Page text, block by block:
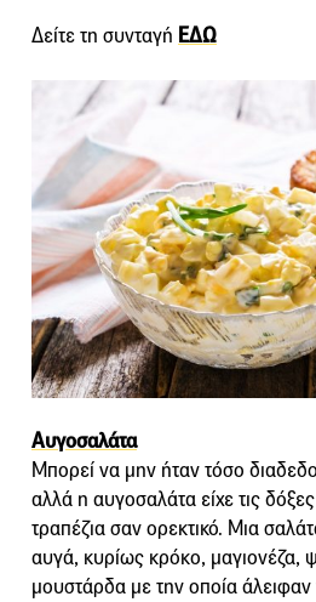
Δείτε τη συνταγή ΕΔΩ
Αυγοσαλάτα
Μπορεί να μην ήταν τόσο
αλλά η αυγοσαλάτα είχε τις
τραπέζια σαν ορεκτικό. Μια
αυγά, κυρίως κρόκο, μαγιονέζα,
μουστάρδα με την οποία